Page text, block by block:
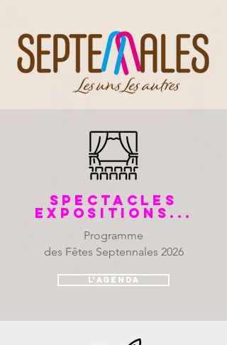
SPECTACLEs
EXPOSITIONS...
Programme
des Fêtes Septennales 2026
L'agenda